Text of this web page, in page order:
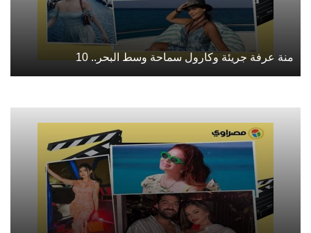
منة عرفة جريئة وكارول سماحة وسط البحر.. 10